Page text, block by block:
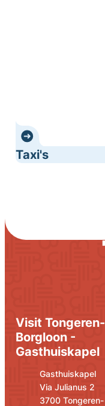
Taxi's
Visit Tongeren-
Borgloon -
Gasthuiskapel
Gasthuiskapel
Via Julianus 2
,3700 Tongeren-
E-mail